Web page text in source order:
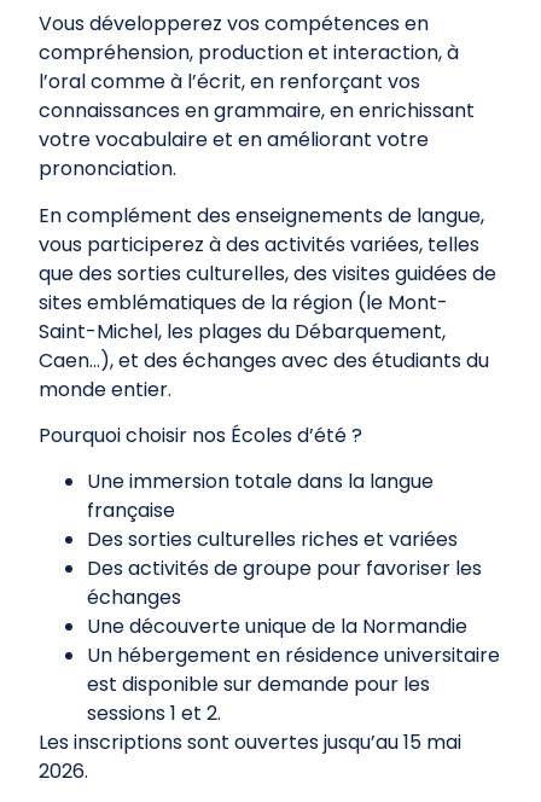
Vous développerez vos compétences en
compréhension, production et interaction, à
l’oral comme à l’écrit, en renforçant vos
connaissances en grammaire, en enrichissant
votre vocabulaire et en améliorant votre
prononciation.
En complément des enseignements de langue,
vous participerez à des activités variées, telles
que des sorties culturelles, des visites guidées de
sites emblématiques de la région (le Mont-
Saint-Michel, les plages du Débarquement,
Caen…), et des échanges avec des étudiants du
monde entier.
Pourquoi choisir nos Écoles d’été ?
Une immersion totale dans la langue
française
Des sorties culturelles riches et variées
Des activités de groupe pour favoriser les
échanges
Une découverte unique de la Normandie
Un hébergement en résidence universitaire
est disponible sur demande pour les
sessions 1 et 2.
Les inscriptions sont ouvertes jusqu’au 15 mai
2026.